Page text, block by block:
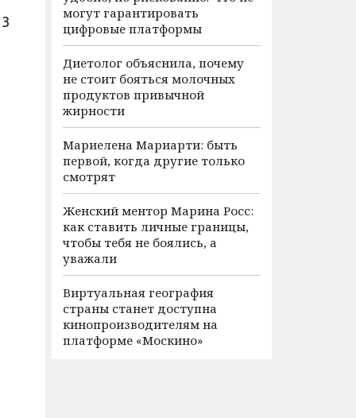
могут гарантировать
цифровые платформы
Диетолог объяснила, почему
не стоит бояться молочных
продуктов привычной
жирности
Мариелена Мариарти: быть
первой, когда другие только
смотрят
Женский ментор Марина Росс:
как ставить личные границы,
чтобы тебя не боялись, а
уважали
Виртуальная география
страны станет доступна
кинопроизводителям на
платформе «Москино»